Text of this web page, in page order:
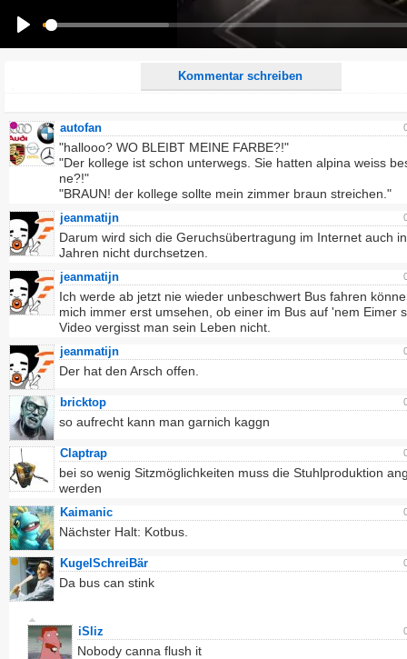
Kommentar schreiben
Ich möchte eine E-Mail, wenn zu meinem Kommentar Antworten erscheinen.
Ich möchte eine E-Mail, wenn auf dieser Seite weitere Kommentare erscheinen.
autofan
"hallooo? WO BLEIBT MEINE FARBE?!"
"Der kollege ist schon unterwegs. Sie hatten alpina weiss
ne?!"
"BRAUN! der kollege sollte mein zimmer braun streichen."
jeanmatijn
Darum wird sich die Geruchsübertragung im Internet auch
Jahren nicht durchsetzen.
jeanmatijn
Ich werde ab jetzt nie wieder unbeschwert Bus fahren
mich immer erst umsehen, ob einer im Bus auf 'nem Eimer
Video vergisst man sein Leben nicht.
jeanmatijn
Der hat den Arsch offen.
bricktop
so aufrecht kann man garnich kaggn
Claptrap
bei so wenig Sitzmöglichkeiten muss die Stuhlproduktion
werden
Kaimanic
Nächster Halt: Kotbus.
KugelSchreiBär
Da bus can stink
iSliz
Nobody canna flush it